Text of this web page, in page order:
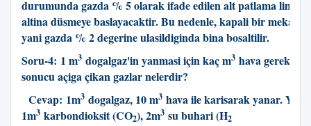
durumunda gazda % 5 olarak ifade edilen alt patlama limiti
altina düsmeye baslayacaktir. Bu nedenle, kapali bir
yani gazda % 2 degerine ulasildiginda bina bosaltilir.
Soru-4: 1 m3 dogalgaz'in yanmasi için kaç m3 hava
sonucu açiga çikan gazlar nelerdir?
Cevap: 1m3 dogalgaz, 10 m3 hava ile karisarak yanar.
1m3 karbondioksit (CO2), 2m3 su buhari (H2